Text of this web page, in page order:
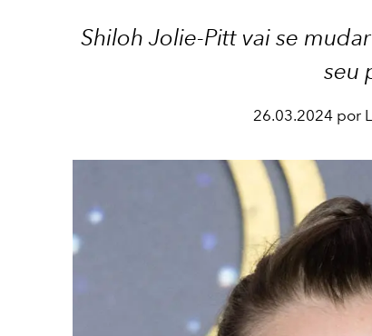
Shiloh Jolie-Pitt vai se
seu
26.03.2024 por